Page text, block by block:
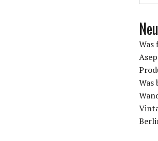
Was